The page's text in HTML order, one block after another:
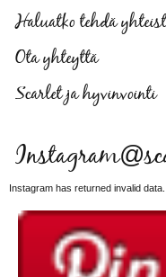
Haluatko tehdä
Ota yhteyttä
Scarlet ja hyvinvointi
Instagram has returned invalid data.